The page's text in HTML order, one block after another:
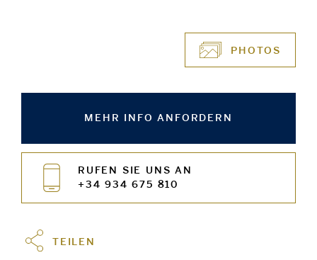
PHOTOS
MEHR INFO ANFORDERN
RUFEN SIE UNS AN
+34 934 675 810
TEILEN